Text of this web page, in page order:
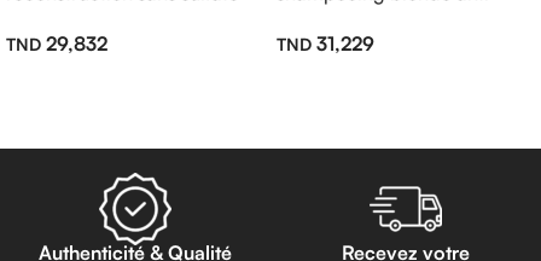
29,832
31,229
Authenticité & Qualité
Recevez votre